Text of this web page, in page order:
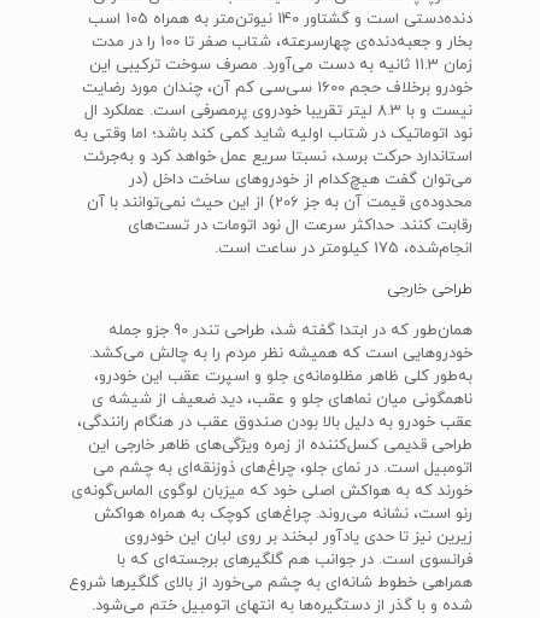
دنده‌دستی است و گشتاور 140 نیوتن‌متر به همراه 105 اسب
بخار و جعبه‌دنده‌ی چهارسرعته، شتاب صفر تا 100 را در مدت
زمان 11.3 ثانیه به دست می‌آورد. مصرف سوخت ترکیبی این
خودرو برخلاف حجم 1600 سی‌سی کم آن، چندان مورد رضایت
نیست و با 8.3 لیتر تقریبا خودروی پرمصرفی است. عملکرد ال
نود اتوماتیک در شتاب اولیه شاید کمی کند باشد؛ اما وقتی به
استاندارد حرکت برسد، نسبتا سریع عمل خواهد کرد و به‌جرئت
می‌توان گفت هیچ‌کدام از خودروهای ساخت داخل (در
محدوده‌ی قیمت آن به جز 206) از این حیث نمی‌توانند با آن
رقابت کنند. حداکثر سرعت ال نود اتومات در تست‌های
انجام‌شده، 175 کیلومتر در ساعت است.
طراحی خارجی
همان‌طور که در ابتدا گفته شد، طراحی تندر 90 جزو جمله
خودروهایی است که همیشه نظر مردم را به چالش می‌کشد.
به‌طور کلی ظاهر مظلومانه‌ی جلو و اسپرت عقب این خودرو،
ناهمگونی میان نماهای جلو و عقب، دید ضعیف از شیشه ی
عقب خودرو به دلیل بالا بودن صندوق عقب در هنگام رانندگی،
طراحی قدیمی کسل‌کننده از زمره ویژگی‌های ظاهر خارجی این
اتومبیل است. در نمای جلو، چراغ‌های ذوزنقه‌ای به چشم می
خورند که به هواکش اصلی خود که میزبان لوگوی الماس‌گونه‌ی
رنو است، نشانه می‌روند. چراغ‌های کوچک به همراه هواکش
زیرین نیز تا حدی یادآور لبخند بر روی لبان این خودروی
فرانسوی است. در جوانب هم گلگیرهای برجسته‌ای که با
همراهی خطوط شانه‌ای به چشم می‌خورد از بالای گلگیرها شروع
شده و با گذر از دستگیره‌ها به انتهای اتومبیل ختم می‌شود.